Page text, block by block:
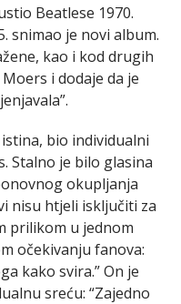
Beatlese 1970.
snimao je novi album.
kao i kod drugih
i dodaje da je
bio individualni
Stalno je bilo glasina
okupljanja
nisu htjeli isključiti za
prilikom u jednom
očekivanju fanova:
kako svira.” On je
sreću: “Zajedno